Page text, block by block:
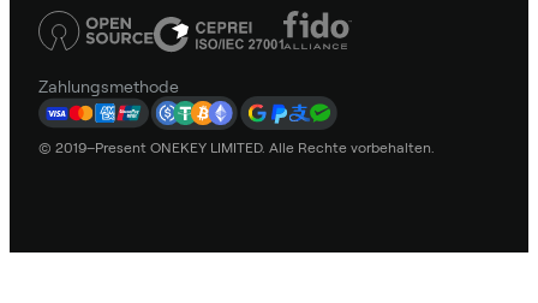
Zahlungsmethode
© 2019–Present ONEKEY LIMITED. Alle Rechte vorbehalten.